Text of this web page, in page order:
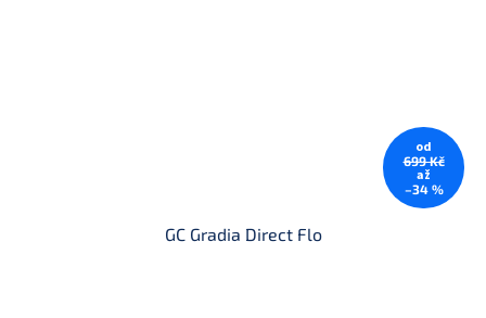
od
699 Kč
až
–34 %
GC Gradia Direct Flo